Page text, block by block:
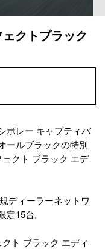
クトブラック
ボレー キャプティバ
ールブラックの特別
クト ブラック エデ
ディーラーネットワ
15台。
ト ブラック エディ